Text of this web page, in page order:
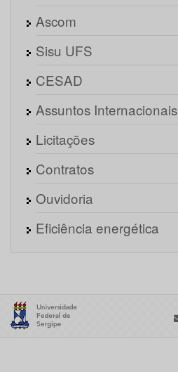
Ascom
Sisu UFS
CESAD
Assuntos Internacionais
Licitações
Contratos
Ouvidoria
Eficiência energética